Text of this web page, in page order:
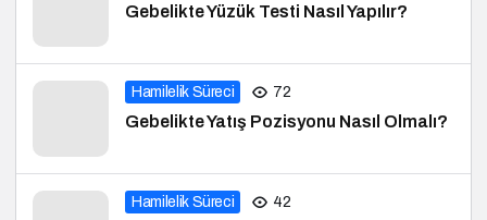
Gebelikte Yüzük Testi Nasıl Yapılır?
Hamilelik Süreci 72
Gebelikte Yatış Pozisyonu Nasıl Olmalı?
Hamilelik Süreci 42